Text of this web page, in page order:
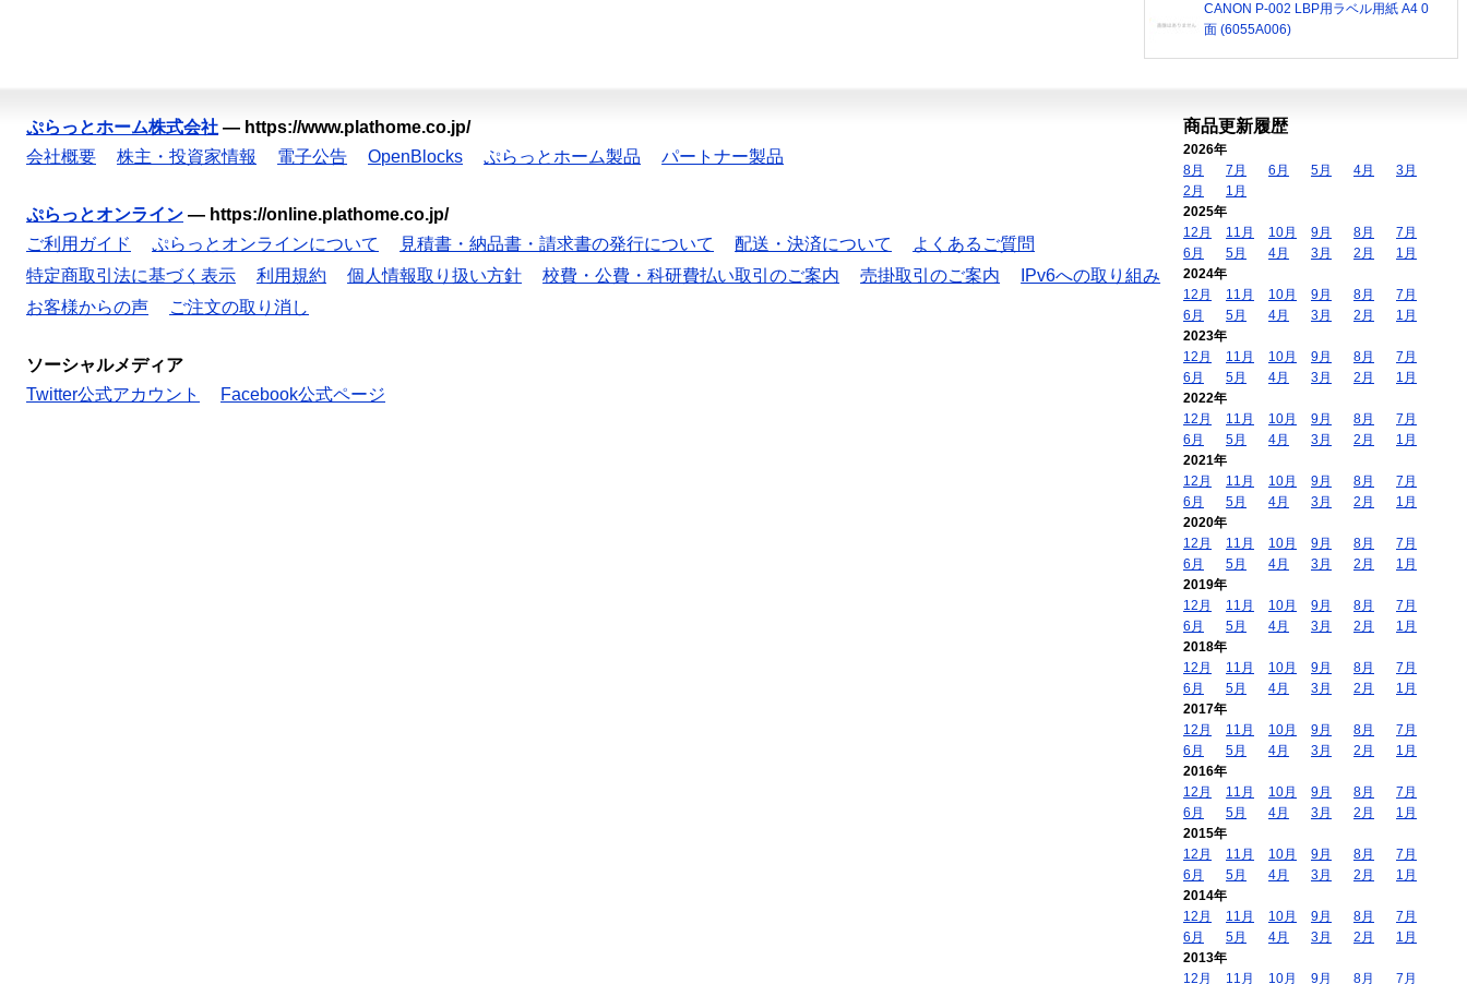
CANON P-002 LBP用ラベル用紙 A4 0
面 (6055A006)
ぷらっとホーム株式会社 — https://www.plathome.co.jp/
会社概要
株主・投資家情報 電子公告 OpenBlocks ぷらっとホーム製品 パートナー製品
ぷらっとオンライン — https://online.plathome.co.jp/
ご利用ガイド
ぷらっとオンラインについて 見積書・納品書・請求書の発行について 配送・決済について
よくあるご質問
特定商取引法に基づく表示
利用規約 個人情報取り扱い方針 校費・公費・科研費払い取引のご案内 売掛取引のご案内
IPv6への取り組み
お客様からの声
ご注文の取り消し
ソーシャルメディア
Twitter公式アカウント
Facebook公式ページ
商品更新履歴
2026年
8月
7月 6月 5月 4月
3月
2月
1月
2025年
12月
11月 10月 9月 8月
7月
6月
5月 4月 3月 2月
1月
2024年
12月
11月 10月 9月 8月
7月
6月
5月 4月 3月 2月
1月
2023年
12月
11月 10月 9月 8月
7月
6月
5月 4月 3月 2月
1月
2022年
12月
11月 10月 9月 8月
7月
6月
5月 4月 3月 2月
1月
2021年
12月
11月 10月 9月 8月
7月
6月
5月 4月 3月 2月
1月
2020年
12月
11月 10月 9月 8月
7月
6月
5月 4月 3月 2月
1月
2019年
12月
11月 10月 9月 8月
7月
6月
5月 4月 3月 2月
1月
2018年
12月
11月 10月 9月 8月
7月
6月
5月 4月 3月 2月
1月
2017年
12月
11月 10月 9月 8月
7月
6月
5月 4月 3月 2月
1月
2016年
12月
11月 10月 9月 8月
7月
6月
5月 4月 3月 2月
1月
2015年
12月
11月 10月 9月 8月
7月
6月
5月 4月 3月 2月
1月
2014年
12月
11月 10月 9月 8月
7月
6月
5月 4月 3月 2月
1月
2013年
12月
11月 10月 9月 8月 7月